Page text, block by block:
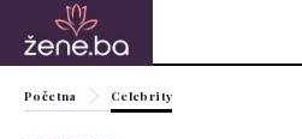
Početna Celebrity